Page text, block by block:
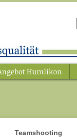
Humlikon
Teamshooting